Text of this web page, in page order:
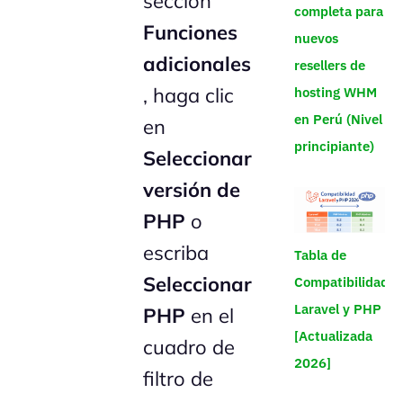
Funciones
adicionales
, haga clic
en
Seleccionar
versión de
PHP o
escriba
Seleccionar
PHP en el
cuadro de
filtro de
completa para
nuevos
resellers de
hosting WHM
en Perú (Nivel
principiante)
Tabla de
Compatibilidad
Laravel y PHP
[Actualizada
2026]